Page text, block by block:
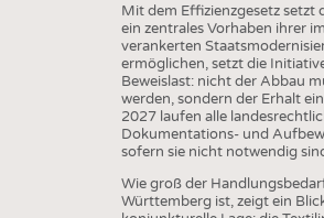
DTV AUSSCHREIBUNGSDIENST
ADRESSEN & LINKS
PUBLIKATIONEN
TERMINE
Mit dem Effizienzgesetz setzt
ein zentrales Vorhaben ihrer
verankerten
ermöglichen, setzt die
Beweislast: nicht der Abbau
werden, sondern der Erhalt
2027 laufen alle
Dokumentations- und
sofern sie nicht notwendig
Wie groß der
Württemberg ist, zeigt ein